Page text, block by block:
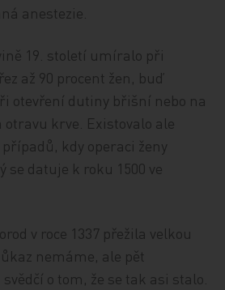
anestezie.
19. století umíralo při
až 90 procent žen, buď
otevření dutiny břišní nebo na
otravu krve. Existovalo ale
kdy operaci ženy
se datuje k roku 1500 ve
v roce 1337 přežila velkou
nemáme, ale pět
o tom, že se tak asi stalo.